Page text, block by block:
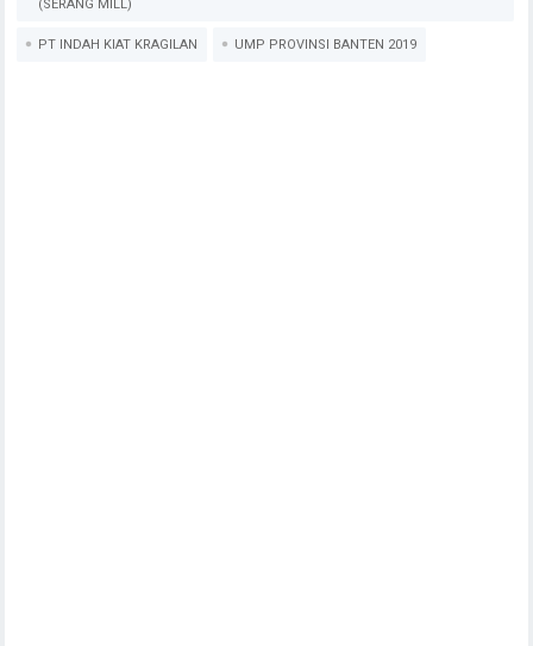
(SERANG MILL)
PT INDAH KIAT KRAGILAN UMP PROVINSI BANTEN 2019